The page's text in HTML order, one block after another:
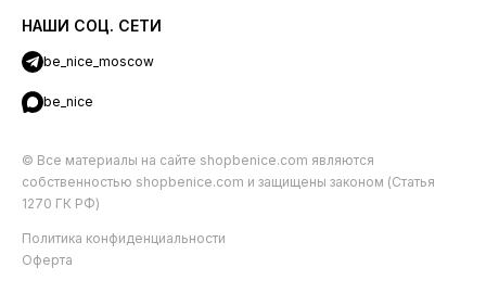
НАШИ СОЦ. СЕТИ
be_nice_moscow
be_nice
© Все материалы на сайте shopbenice.com являются
собственностью shopbenice.com и защищены законом (Статья
1270 ГК РФ)
Политика конфиденциальности
Оферта